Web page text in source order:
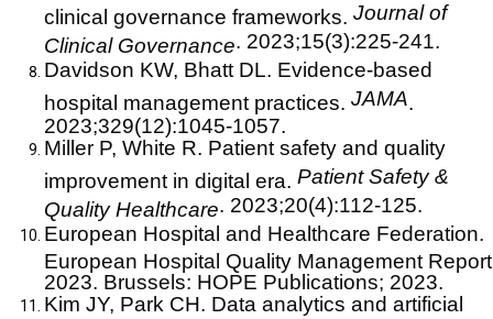
clinical governance frameworks. Journal of
Clinical Governance. 2023;15(3):225-241.
Davidson KW, Bhatt DL. Evidence-based
hospital management practices. JAMA
2023;329(12):1045-1057.
Miller P, White R. Patient safety and quality
improvement in digital era. Patient Safety &
Quality Healthcare. 2023;20(4):112-125.
European Hospital and Healthcare Federation.
European Hospital Quality Management Report
2023. Brussels: HOPE Publications; 2023.
Kim JY, Park CH. Data analytics and artificial